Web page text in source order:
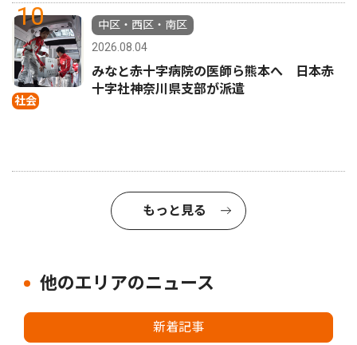
10
社会
中区・西区・南区
2026.08.04
みなと赤十字病院の医師ら熊本へ 日本赤
十字社神奈川県支部が派遣
もっと見る
他のエリアのニュース
新着記事